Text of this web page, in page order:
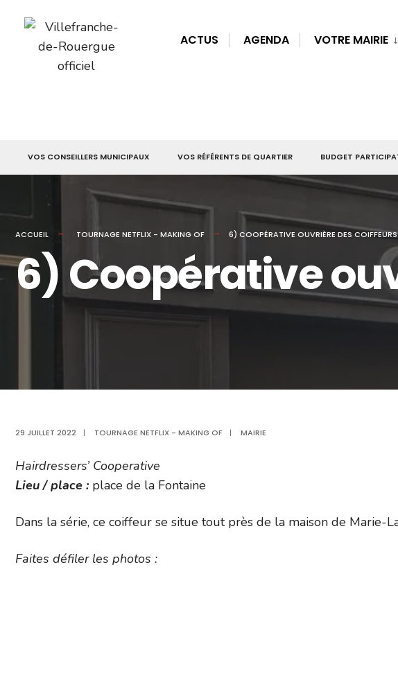
Skip
content
ACTUS AGENDA VOTRE MAIRIE
VOS CONSEILLERS MUNICIPAUX VOS RÉFÉRENTS DE QUARTIER BUDGET
ACCUEIL TOURNAGE NETFLIX - MAKING OF 6) COOPÉRATIVE OUVRIÈRE DES COIFFEURS
6) Coopérative
29 JUILLET 2022 | TOURNAGE NETFLIX - MAKING OF | MAIRIE
Hairdressers’ Cooperative
Lieu / place : place de la Fontaine
Dans la série, ce coiffeur se situe tout près de la maison de Marie-
Faites défiler les photos :